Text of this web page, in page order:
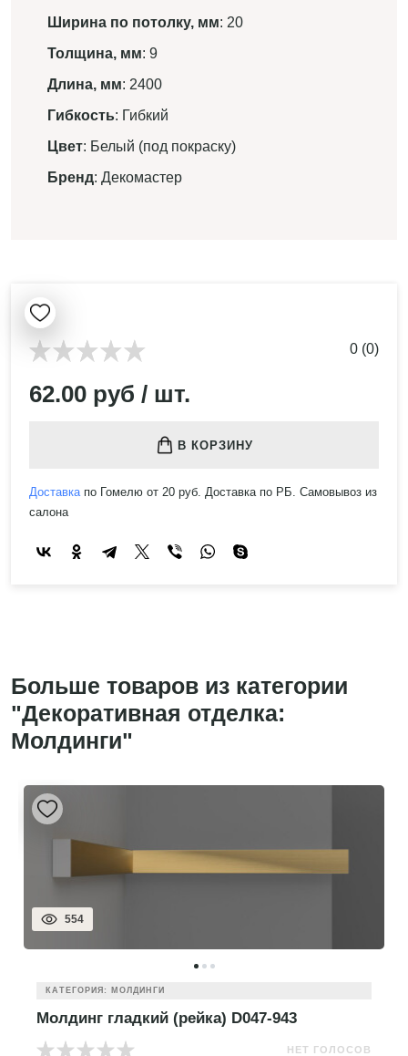
Ширина по потолку, мм: 20
Толщина, мм: 9
Длина, мм: 2400
Гибкость: Гибкий
Цвет: Белый (под покраску)
Бренд: Декомастер
0 (0)
62.00 руб / шт.
В КОРЗИНУ
Доставкапо Гомелю от 20 руб. Доставка по РБ. Самовывоз из
салона
Больше товаров из категории
"Декоративная отделка:
Молдинги"
554
КАТЕГОРИЯ: МОЛДИНГИ
Молдинг гладкий (рейка) D047-943
НЕТ ГОЛОСОВ